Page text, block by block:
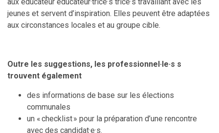
jeunes et servent d’inspiration. Elles peuvent être adaptées
aux circonstances locales et au groupe cible.
Outre les suggestions, les professionnel·le·s s
trouvent également
des informations de base sur les élections
communales
un « checklist » pour la préparation d’une rencontre
avec des candidat·e·s.